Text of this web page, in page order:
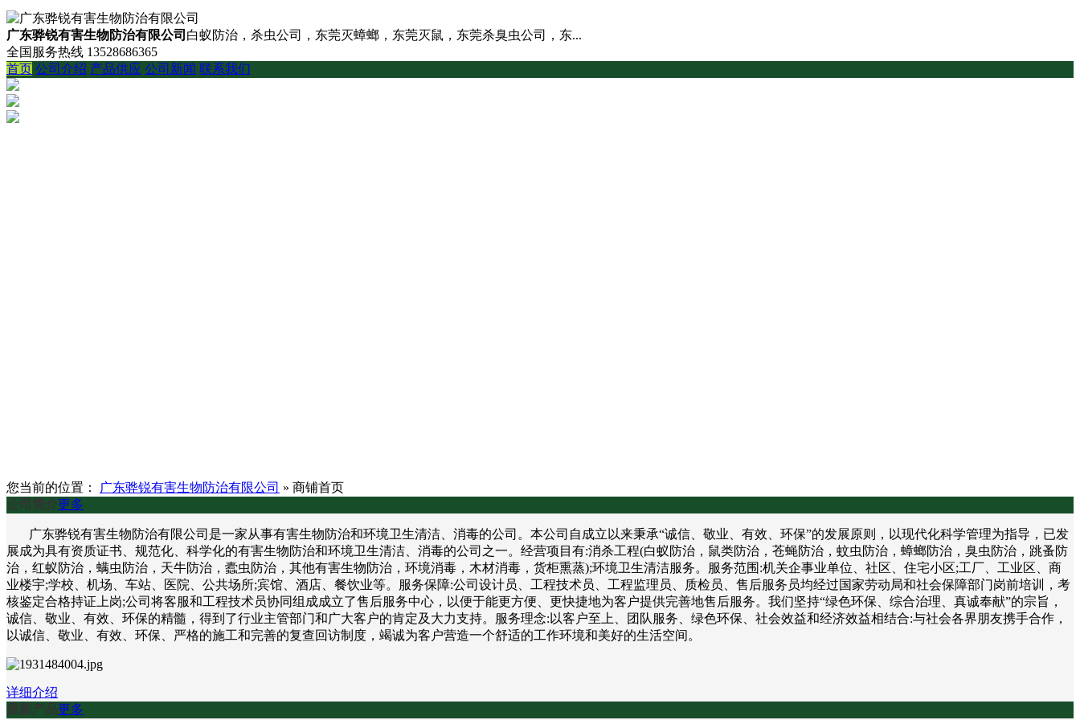
广东骅锐有害生物防治有限公司 白蚁防治，杀虫公司，东莞灭蟑螂，东莞灭鼠，东莞杀臭虫公司，东...
全国服务热线 13528686365
首页 公司介绍 产品供应 公司新闻 联系我们
您当前的位置： 广东骅锐有害生物防治有限公司 » 商铺首页
公司简介更多
广东骅锐有害生物防治有限公司是一家从事有害生物防治和环境卫生清洁、消毒的公司。本公司自成立以来秉承“诚信、敬业、有效、环保”的发展原则，以现代化科学管理为指导，已发
展成为具有资质证书、规范化、科学化的有害生物防治和环境卫生清洁、消毒的公司之一。经营项目有:消杀工程(白蚁防治，鼠类防治，苍蝇防治，蚊虫防治，蟑螂防治，臭虫防治，跳蚤防
治，红蚁防治，螨虫防治，天牛防治，蠹虫防治，其他有害生物防治，环境消毒，木材消毒，货柜熏蒸);环境卫生清洁服务。服务范围:机关企事业单位、社区、住宅小区;工厂、工业区、商
业楼宇;学校、机场、车站、医院、公共场所;宾馆、酒店、餐饮业等。服务保障:公司设计员、工程技术员、工程监理员、质检员、售后服务员均经过国家劳动局和社会保障部门岗前培训，考
核鉴定合格持证上岗;公司将客服和工程技术员协同组成成立了售后服务中心，以便于能更方便、更快捷地为客户提供完善地售后服务。我们坚持“绿色环保、综合治理、真诚奉献”的宗旨，
诚信、敬业、有效、环保的精髓，得到了行业主管部门和广大客户的肯定及大力支持。服务理念:以客户至上、团队服务、绿色环保、社会效益和经济效益相结合:与社会各界朋友携手合作，
以诚信、敬业、有效、环保、严格的施工和完善的复查回访制度，竭诚为客户营造一个舒适的工作环境和美好的生活空间。
详细介绍
最新产品更多